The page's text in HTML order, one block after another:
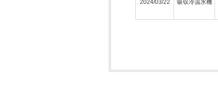
2024/03/22 吸収冷温水機